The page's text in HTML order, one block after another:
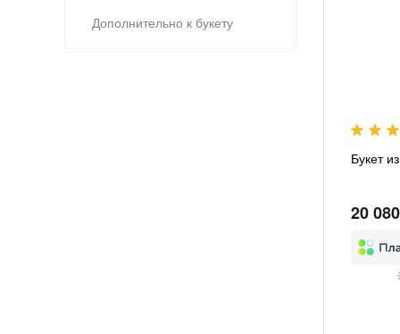
Дополнительно к букету
Букет
20